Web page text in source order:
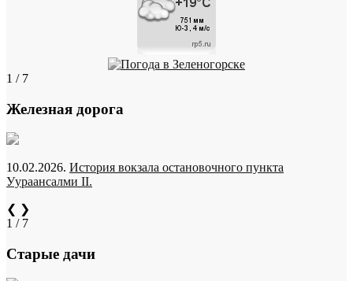
1 / 7
Железная дорога
10.02.2026. История вокзала остановочного пункта
Уураансалми II.
❮ ❯
1 / 7
Старые дачи